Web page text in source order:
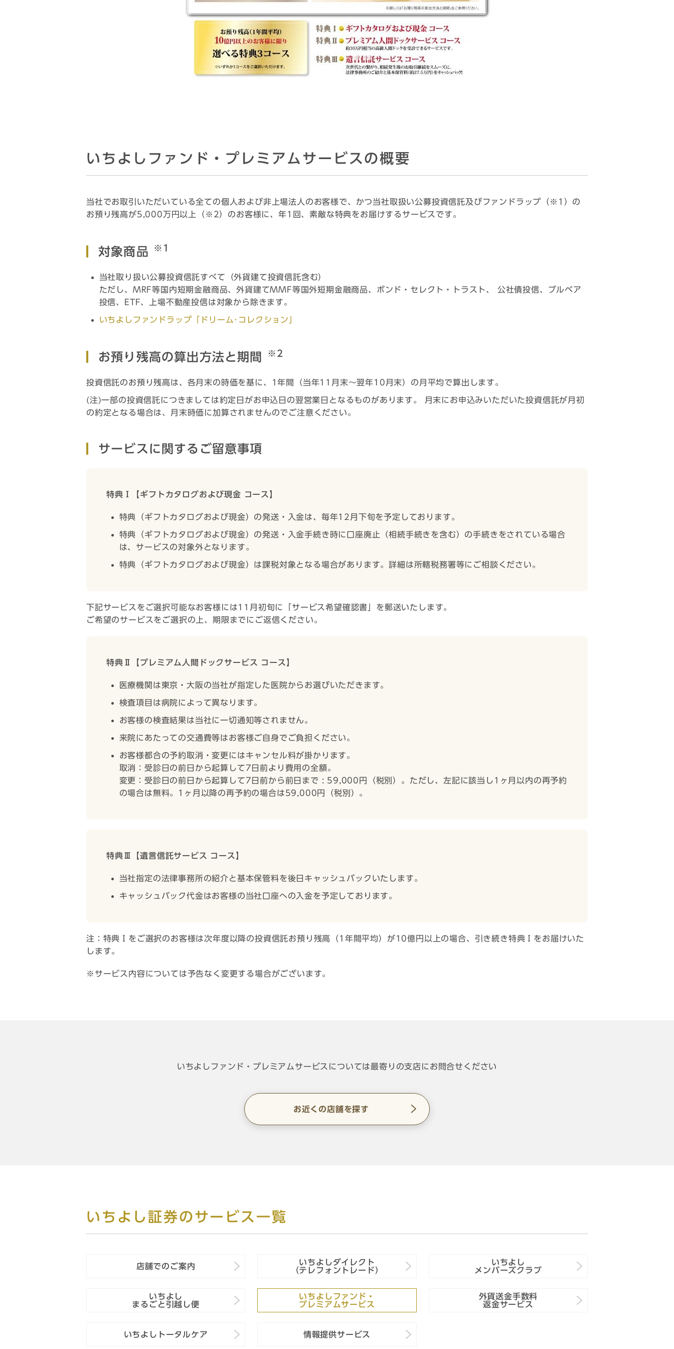
いちよしファンド・プレミアムサービスの概要
当社でお取引いただいている全ての個人および非上場法人のお客様で、かつ当社取扱い公募投資信託及びファンドラップ（※1）の
お預り残高が5,000万円以上（※2）のお客様に、年1回、素敵な特典をお届けするサービスです。
対象商品 ※1
当社取り扱い公募投資信託すべて（外貨建て投資信託含む）
ただし、MRF等国内短期金融商品、外貨建てMMF等国外短期金融商品、ボンド・セレクト・トラスト、 公社債投信、ブルベア
投信、ETF、上場不動産投信は対象から除きます。
いちよしファンドラップ「ドリーム･コレクション」
お預り残高の算出方法と期間 ※2
投資信託のお預り残高は、各月末の時価を基に、1年間（当年11月末～翌年10月末）の月平均で算出します。
(注)一部の投資信託につきましては約定日がお申込日の翌営業日となるものがあります。 月末にお申込みいただいた投資信託が月初
の約定となる場合は、月末時価に加算されませんのでご注意ください。
サービスに関するご留意事項
特典Ⅰ【ギフトカタログおよび現金 コース】
特典（ギフトカタログおよび現金）の発送・入金は、毎年12月下旬を予定しております。
特典（ギフトカタログおよび現金）の発送・入金手続き時に口座廃止（相続手続きを含む）の手続きをされている場合
は、サービスの対象外となります。
特典（ギフトカタログおよび現金）は課税対象となる場合があります。詳細は所轄税務署等にご相談ください。
下記サービスをご選択可能なお客様には11月初旬に「サービス希望確認書」を郵送いたします。
ご希望のサービスをご選択の上、期限までにご返信ください。
特典Ⅱ【プレミアム人間ドックサービス コース】
医療機関は東京・大阪の当社が指定した医院からお選びいただきます。
検査項目は病院によって異なります。
お客様の検査結果は当社に一切通知等されません。
来院にあたっての交通費等はお客様ご自身でご負担ください。
お客様都合の予約取消・変更にはキャンセル料が掛かります。
取消：受診日の前日から起算して7日前より費用の全額。
変更：受診日の前日から起算して7日前から前日まで : 59,000円（税別）。ただし、左記に該当し1ヶ月以内の再予約
の場合は無料。1ヶ月以降の再予約の場合は59,000円（税別）。
特典Ⅲ【遺言信託サービス コース】
当社指定の法律事務所の紹介と基本保管料を後日キャッシュバックいたします。
キャッシュバック代金はお客様の当社口座への入金を予定しております。
注：特典Ⅰをご選択のお客様は次年度以降の投資信託お預り残高（1年間平均）が10億円以上の場合、引き続き特典Ⅰをお届けいた
します。
サービス内容については予告なく変更する場合がございます。
いちよしファンド・プレミアムサービスについては最寄りの支店にお問合せください
お近くの店舗を探す
いちよし証券のサービス一覧
店舗でのご案内
いちよしダイレクト
（テレフォントレード）
いちよし
メンバーズクラブ
いちよし
まるごと引越し便
いちよしファンド・
プレミアムサービス
外貨送金手数料
返金サービス
いちよしトータルケア 情報提供サービス